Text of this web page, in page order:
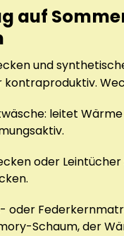
auf
und
kontraproduktiv.
leitet
oder
oder
Schaum, der